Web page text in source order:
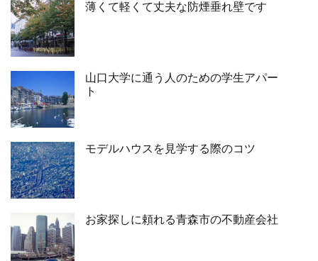
薄くて軽くて丈夫な防煙垂れ壁です
山口大学に通う人のための学生アパー
ト
モデルハウスを見学する際のコツ
お家探しに頼れる青森市の不動産会社